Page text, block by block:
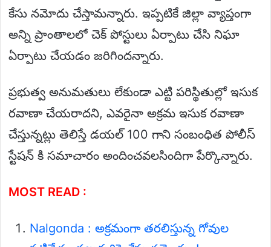
కేసు నమోదు చేస్తామన్నారు. ఇప్పటికే జిల్లా వ్యాప్తంగా
అన్ని ప్రాంతాలలో చెక్ పోస్టులు ఏర్పాటు చేసి నిఘా
ఏర్పాటు చేయడం జరిగిందన్నారు.
ప్రభుత్వ అనుమతులు లేకుండా ఎట్టి పరిస్థితుల్లో ఇసుక
రవాణా చేయరాదని, ఎవరైనా అక్రమ ఇసుక రవాణా
చేస్తున్నట్లు తెలిస్తే డయల్ 100 గాని సంబంధిత పోలీస్
స్టేషన్ కి సమాచారం అందించవలసిందిగా పేర్కొన్నారు.
MOST READ :
Nalgonda : అక్రమంగా తరలిస్తున్న గోవుల